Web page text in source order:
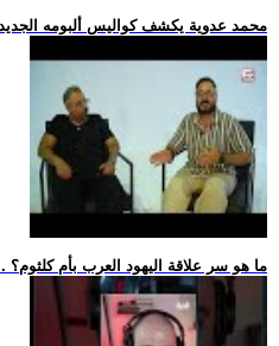
.. محمد عدوية يكشف كواليس ألبومه
.. ما هو سر علاقة اليهود العرب بأم كلثوم؟